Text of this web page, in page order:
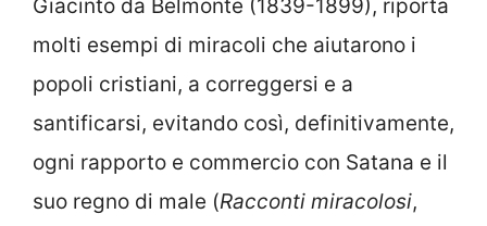
Giacinto da Belmonte (1839-1899), riporta
molti esempi di miracoli che aiutarono i
popoli cristiani, a correggersi e a
santificarsi, evitando così, definitivamente,
ogni rapporto e commercio con Satana e il
suo regno di male (Racconti miracolosi,